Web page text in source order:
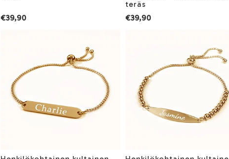
€39,90
teräs
€39,90